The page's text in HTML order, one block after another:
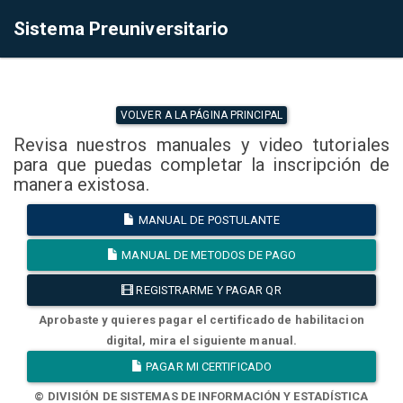
Sistema Preuniversitario
VOLVER A LA PÁGINA PRINCIPAL
Revisa nuestros manuales y video tutoriales
para que puedas completar la inscripción de
manera existosa.
MANUAL DE POSTULANTE
MANUAL DE METODOS DE PAGO
REGISTRARME Y PAGAR QR
Aprobaste y quieres pagar el certificado de habilitacion
digital, mira el siguiente manual.
PAGAR MI CERTIFICADO
© DIVISIÓN DE SISTEMAS DE INFORMACIÓN Y ESTADÍSTICA